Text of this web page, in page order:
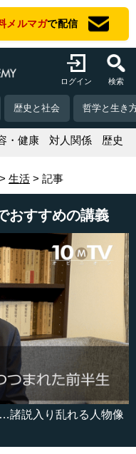
メルマガで配信
ログイン 検索
歴史と社会 哲学と生き
・健康 対人関係 歴史
生活 記事
おすすめの講義
諸説入り乱れる人物像